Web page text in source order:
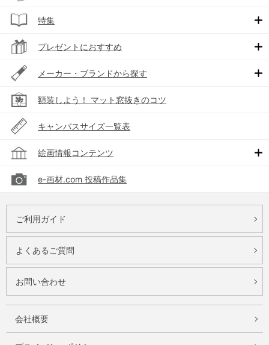
特集
プレゼントにおすすめ
メーカー・ブランドから探す
額装しよう！ マット窓抜きのコツ
キャンバスサイズ一覧表
絵画情報コンテンツ
e-画材.com 投稿作品集
ご利用ガイド
よくあるご質問
お問い合わせ
会社概要